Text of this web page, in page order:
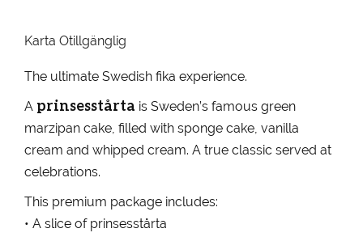
Karta Otillgänglig
The ultimate Swedish fika experience.
A prinsesstårta is Sweden’s famous green
marzipan cake, filled with sponge cake, vanilla
cream and whipped cream. A true classic served at
celebrations.
This premium package includes:
• A slice of prinsesstårta